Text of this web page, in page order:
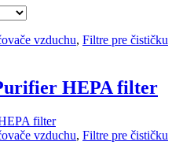
vzduchu, Filtre pre čističku
HEPA filter
vzduchu, Filtre pre čističku